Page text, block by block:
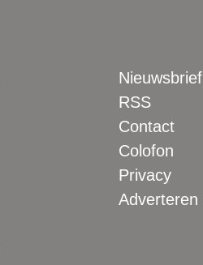
Nieuwsbrief
RSS
Contact
Colofon
Privacy
Adverteren